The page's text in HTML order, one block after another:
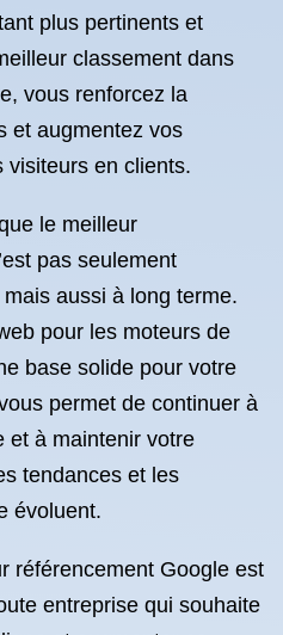
plus pertinents et
classement dans
vous renforcez la
et augmentez vos
visiteurs en clients.
le meilleur
pas seulement
aussi à long terme.
pour les moteurs de
base solide pour votre
permet de continuer à
et à maintenir votre
tendances et les
évoluent.
référencement Google est
entreprise qui souhaite